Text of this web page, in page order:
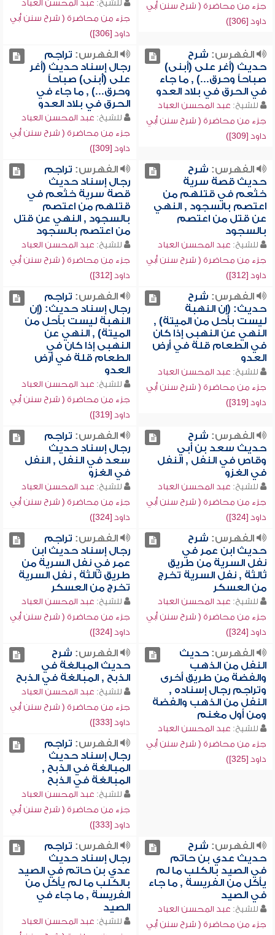
جزء من محاضرة ( شرح سنن أبي
داود [306])
للشيخ: عبد المحسن العباد
جزء من محاضرة ( شرح سنن أبي
داود [306])
الفهرس: شرح
حديث (أغر على (أبنى)
صباحاً وحرق...) , ما جاء
في الحرق في بلاد العدو
للشيخ: عبد المحسن العباد
جزء من محاضرة ( شرح سنن أبي
داود [309])
الفهرس: تراجم
رجال إسناد حديث (أغر
على (أُبنى) صباحاً
وحرق...) , ما جاء في
الحرق في بلاد العدو
للشيخ: عبد المحسن العباد
جزء من محاضرة ( شرح سنن أبي
داود [309])
الفهرس: شرح
حديث قصة سرية
خثعم في قتلهم من
اعتصم بالسجود , النهي
عن قتل من اعتصم
بالسجود
للشيخ: عبد المحسن العباد
جزء من محاضرة ( شرح سنن أبي
داود [312])
الفهرس: تراجم
رجال إسناد حديث
قصة سرية خثعم في
قتلهم من اعتصم
بالسجود , النهي عن قتل
من اعتصم بالسجود
للشيخ: عبد المحسن العباد
جزء من محاضرة ( شرح سنن أبي
داود [312])
الفهرس: شرح
حديث: (إن النهبة
ليست بأحل من الميتة) ,
النهي عن النهبى إذا كان
في الطعام قلة في أرض
العدو
للشيخ: عبد المحسن العباد
جزء من محاضرة ( شرح سنن أبي
داود [319])
الفهرس: تراجم
رجال إسناد حديث: (إن
النهبة ليست بأحل من
الميتة) , النهي عن
النهبى إذا كان في
الطعام قلة في أرض
العدو
للشيخ: عبد المحسن العباد
جزء من محاضرة ( شرح سنن أبي
داود [319])
الفهرس: شرح
حديث سعد بن أبي
وقاص في النفل , النفل
في الغزو
للشيخ: عبد المحسن العباد
جزء من محاضرة ( شرح سنن أبي
داود [324])
الفهرس: تراجم
رجال إسناد حديث
سعد في النفل , النفل
في الغزو
للشيخ: عبد المحسن العباد
جزء من محاضرة ( شرح سنن أبي
داود [324])
الفهرس: شرح
حديث ابن عمر في
نفل السرية من طريق
ثالثة , نفل السرية تخرج
من العسكر
للشيخ: عبد المحسن العباد
جزء من محاضرة ( شرح سنن أبي
داود [324])
الفهرس: تراجم
رجال إسناد حديث ابن
عمر في نفل السرية من
طريق ثالثة , نفل السرية
تخرج من العسكر
للشيخ: عبد المحسن العباد
جزء من محاضرة ( شرح سنن أبي
داود [324])
الفهرس:حديث
النفل من الذهب
والفضة من طريق أخرى
وتراجم رجال إسناده ,
النفل من الذهب والفضة
ومن أول مغنم
للشيخ: عبد المحسن العباد
جزء من محاضرة ( شرح سنن أبي
داود [325])
الفهرس: شرح
حديث المبالغة في
الذبح , المبالغة في الذبح
للشيخ: عبد المحسن العباد
جزء من محاضرة ( شرح سنن أبي
داود [333])
الفهرس: تراجم
رجال إسناد حديث
المبالغة في الذبح ,
المبالغة في الذبح
للشيخ: عبد المحسن العباد
جزء من محاضرة ( شرح سنن أبي
داود [333])
الفهرس: شرح
حديث عدي بن حاتم
في الصيد بالكلب ما لم
يأكل من الفريسة , ما جاء
في الصيد
للشيخ: عبد المحسن العباد
جزء من محاضرة ( شرح سنن أبي
الفهرس: تراجم
رجال إسناد حديث
عدي بن حاتم في الصيد
بالكلب ما لم يأكل من
الفريسة , ما جاء في
الصيد
للشيخ: عبد المحسن العباد